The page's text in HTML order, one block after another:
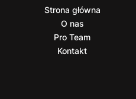
Strona główna
O nas
Pro Team
Kontakt